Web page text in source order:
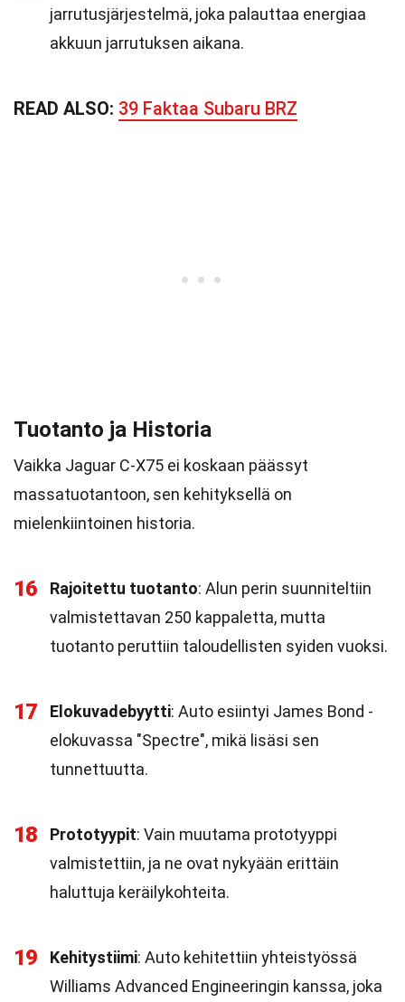
jarrutusjärjestelmä, joka palauttaa energiaa
akkuun jarrutuksen aikana.
READ ALSO: 39 Faktaa Subaru BRZ
Tuotanto ja Historia
Vaikka Jaguar C-X75 ei koskaan päässyt
massatuotantoon, sen kehityksellä on
mielenkiintoinen historia.
16 Rajoitettu tuotanto: Alun perin suunniteltiin
valmistettavan 250 kappaletta, mutta
tuotanto peruttiin taloudellisten syiden vuoksi.
17 Elokuvadebyytti: Auto esiintyi James Bond -
elokuvassa "Spectre", mikä lisäsi sen
tunnettuutta.
18 Prototyypit: Vain muutama prototyyppi
valmistettiin, ja ne ovat nykyään erittäin
haluttuja keräilykohteita.
19 Kehitystiimi: Auto kehitettiin yhteistyössä
Williams Advanced Engineeringin kanssa, joka